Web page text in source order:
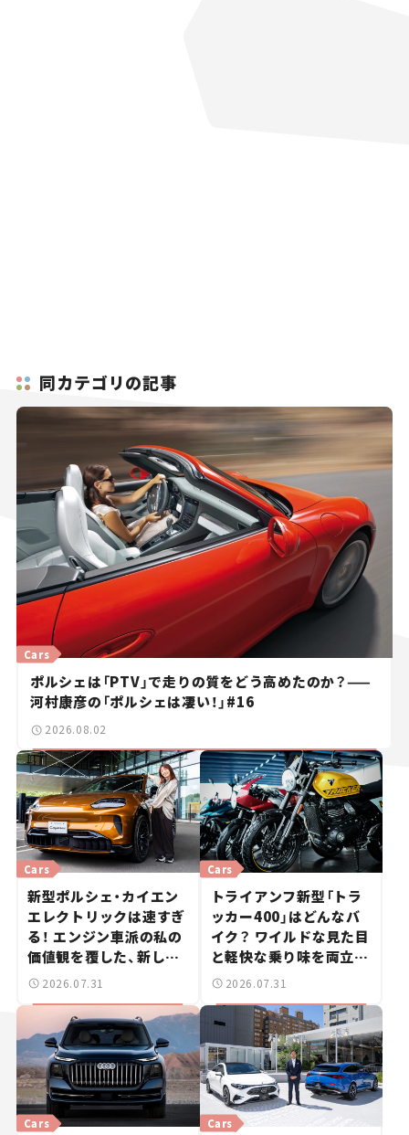
同カテゴリの記事
ポルシェは「PTV」で走りの質をどう高めたのか？——
河村康彦の「ポルシェは凄い！」#16
Cars
2026.08.02
新型ポルシェ・カイエン
エレクトリックは速すぎ
る！ エンジン車派の私の
価値観を覆した、新しい
ポルシェの走り。
Cars
2026.07.31
トライアンフ新型「トラ
ッカー400」はどんなバ
イク？ ワイルドな見た目
と軽快な乗り味を両立し
た400ccフラットトラッ
Cars
2026.07.31
Cars Cars